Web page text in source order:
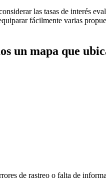
las tasas de interés
fácilmente varias
un mapa que
de rastreo o falta de